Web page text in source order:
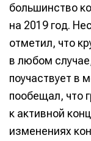
большинство
на 2019 год.
отметил, что
в любом
поучаствует в
пообещал, что
к активной
изменениях